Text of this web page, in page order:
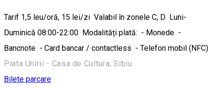
Tarif 1,5 leu/oră, 15 lei/zi Valabil în zonele C, D Luni-
Duminică 08:00-22:00 Modalități plată: - Monede -
Bancnote - Card bancar / contactless - Telefon mobil (NFC)
Piata Unirii - Casa de Cultura, Sibiu
Bilete parcare